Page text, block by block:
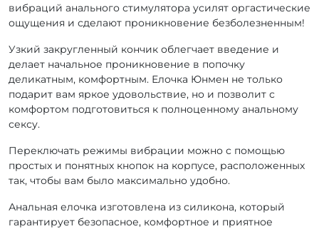
вибраций анального стимулятора усилят оргастические
ощущения и сделают проникновение безболезненным!
Узкий закругленный кончик облегчает введение и
делает начальное проникновение в попочку
деликатным, комфортным. Елочка Юнмен не только
подарит вам яркое удовольствие, но и позволит с
комфортом подготовиться к полноценному анальному
сексу.
Переключать режимы вибрации можно с помощью
простых и понятных кнопок на корпусе, расположенных
так, чтобы вам было максимально удобно.
Анальная елочка изготовлена из силикона, который
гарантирует безопасное, комфортное и приятное